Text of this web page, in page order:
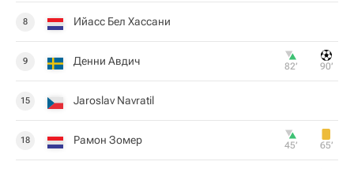
8 Ийасс Бел Хассани
9 Денни Авдич 82‎’‎ 90‎’‎
15 Jaroslav Navratil
18 Рамон Зомер 45‎’‎ 65‎’‎